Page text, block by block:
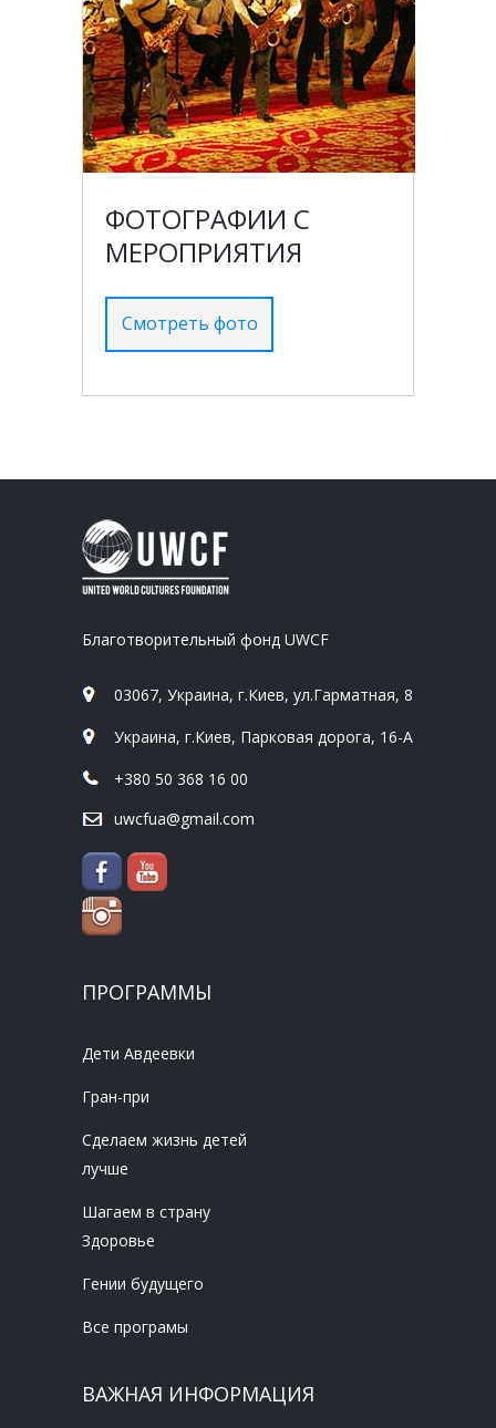
ФОТОГРАФИИ С
МЕРОПРИЯТИЯ
Смотреть фото
Благотворительный фонд UWCF
03067, Украина, г.Киев, ул.Гарматная, 8
Украина, г.Киев, Парковая дорога, 16-А
+380 50 368 16 00
uwcfua@gmail.com
ПРОГРАММЫ
Дети Авдеевки
Гран-при
Сделаем жизнь детей
лучше
Шагаем в страну
Здоровье
Гении будущего
Все програмы
ВАЖНАЯ ИНФОРМАЦИЯ